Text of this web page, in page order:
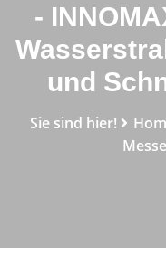
-
und
Sie sind hier!